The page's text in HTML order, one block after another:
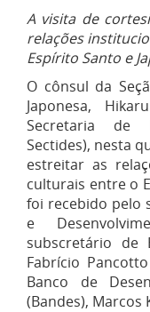
A visita de
relações
Espírito Santo e
O cônsul da
Japonesa,
Secretaria de
Sectides), nesta
estreitar as
culturais entre o
foi recebido pelo
e
subscretário de
Fabrício
Banco de
(Bandes), Marcos